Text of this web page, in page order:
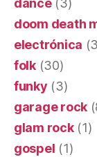
dance(3)
doom death
electrónica
folk(30)
funky (3)
garage rock
glam rock(1)
gospel (1)